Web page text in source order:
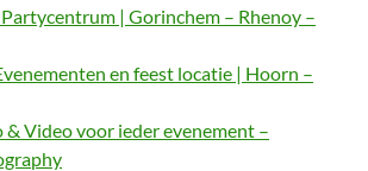
| Gorinchem – Rhenoy –
en feest locatie | Hoorn –
Video voor ieder evenement –